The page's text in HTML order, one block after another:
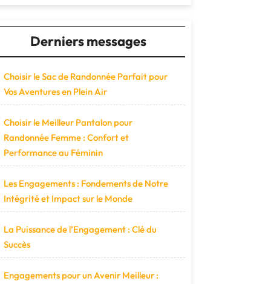
Derniers messages
Choisir le Sac de Randonnée Parfait pour
Vos Aventures en Plein Air
Choisir le Meilleur Pantalon pour
Randonnée Femme : Confort et
Performance au Féminin
Les Engagements : Fondements de Notre
Intégrité et Impact sur le Monde
La Puissance de l’Engagement : Clé du
Succès
Engagements pour un Avenir Meilleur :